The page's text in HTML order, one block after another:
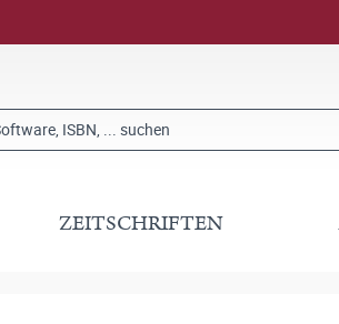
ZEITSCHRIFTEN